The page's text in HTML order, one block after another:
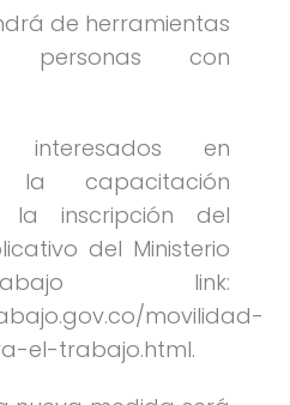
de herramientas
personas con
interesados en
capacitación
la inscripción del
del Ministerio
link:
movilidad-
el-trabajo.html.